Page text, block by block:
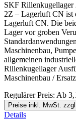
SKF
2Z – Lagerluft CN ist
Lagerluft CN. Die
Lager vor groben
Maschinenbau,
allgemeinen
Rillenkugellager
Maschinenbau /
Regulärer Preis: Ab
Preise inkl. MwSt.
Details